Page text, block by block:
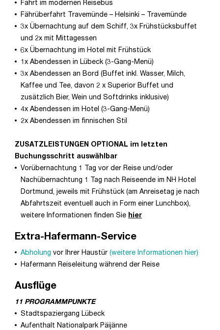
Fahrt im modernen Reisebus
Fährüberfahrt Travemünde – Helsinki – Travemünde
3x Übernachtung auf dem Schiff, 3x Frühstücksbuffet
und 2x mit Mittagessen
6x Übernachtung im Hotel mit Frühstück
1x Abendessen in Lübeck (3-Gang-Menü)
3x Abendessen an Bord (Buffet inkl. Wasser, Milch,
Kaffee und Tee, davon 2 x Superior Buffet und
zusätzlich Bier, Wein und Softdrinks inklusive)
4x Abendessen im Hotel (3-Gang-Menü)
2x Abendessen im finnischen Stil
ZUSATZLEISTUNGEN OPTIONAL im letzten
Buchungsschritt auswählbar
Vorübernachtung 1 Tag vor der Reise und/oder
Nachübernachtung 1 Tag nach Reiseende im NH Hotel
Dortmund, jeweils mit Frühstück (am Anreisetag je nach
Abfahrtszeit eventuell auch in Form einer Lunchbox),
weitere Informationen finden Sie hier
Extra-Hafermann-Service
Abholung vor Ihrer Haustür (weitere Informationen hier)
Hafermann Reiseleitung während der Reise
Ausflüge
11 PROGRAMMPUNKTE
Stadtspaziergang Lübeck
Aufenthalt Nationalpark Päijänne